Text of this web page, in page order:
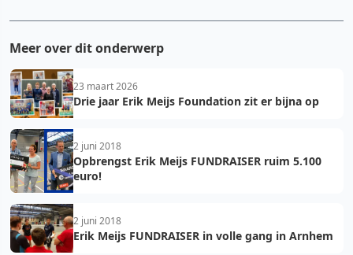
Meer over dit onderwerp
23 maart 2026
Drie jaar Erik Meijs Foundation zit er bijna op
2 juni 2018
Opbrengst Erik Meijs FUNDRAISER ruim 5.100
euro!
2 juni 2018
Erik Meijs FUNDRAISER in volle gang in Arnhem